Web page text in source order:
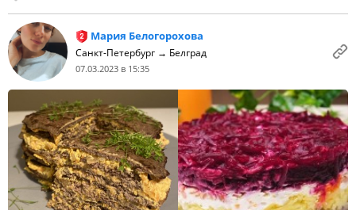
Мария Белогорохова
Санкт-Петербург → Белград
07.03.2023 в 15:35